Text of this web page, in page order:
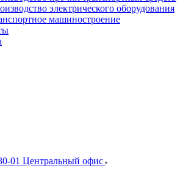
электрического оборудования
машиностроение
01 Центральный офис